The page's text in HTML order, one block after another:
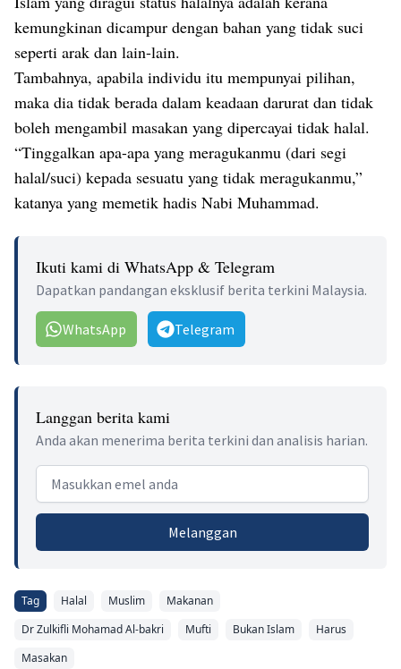
kemungkinan dicampur dengan bahan yang tidak suci
seperti arak dan lain-lain.
Tambahnya, apabila individu itu mempunyai pilihan,
maka dia tidak berada dalam keadaan darurat dan tidak
boleh mengambil masakan yang dipercayai tidak halal.
“Tinggalkan apa-apa yang meragukanmu (dari segi
halal/suci) kepada sesuatu yang tidak meragukanmu,”
katanya yang memetik hadis Nabi Muhammad.
Ikuti kami di WhatsApp & Telegram
Dapatkan pandangan eksklusif berita terkini Malaysia.
WhatsApp Telegram
Langgan berita kami
Anda akan menerima berita terkini dan analisis harian.
Email address
Melanggan
Tag Halal Muslim
Makanan
Dr Zulkifli Mohamad Al-bakri
Mufti Bukan Islam
Harus
Masakan